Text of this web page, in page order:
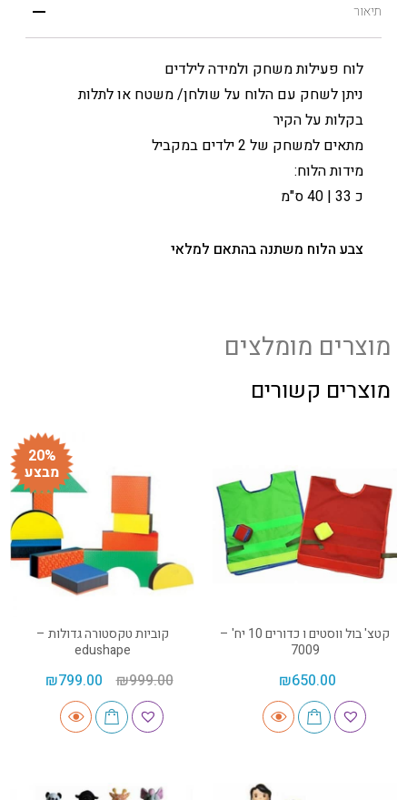
תיאור
לוח פעילות משחק ולמידה לילדים
ניתן לשחק עם הלוח על שולחן/ משטח או לתלות
בקלות על הקיר
מתאים למשחק של 2 ילדים במקביל
מידות הלוח:
כ 33 | 40 ס"מ
צבע הלוח משתנה בהתאם למלאי
מוצרים מומלצים
מוצרים קשורים
קטצ' בול ווסטים ו כדורים 10 יח' –
7009
₪650.00
20%
מבצע
קוביות טקסטורה גדולות –
edushape
₪999.00
₪799.00